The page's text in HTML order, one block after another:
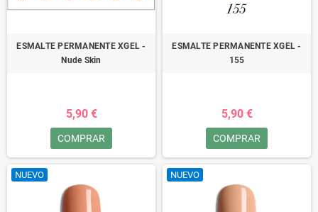
ESMALTE PERMANENTE XGEL -
Nude Skin
5,90 €
COMPRAR
ESMALTE PERMANENTE XGEL -
155
5,90 €
COMPRAR
NUEVO NUEVO